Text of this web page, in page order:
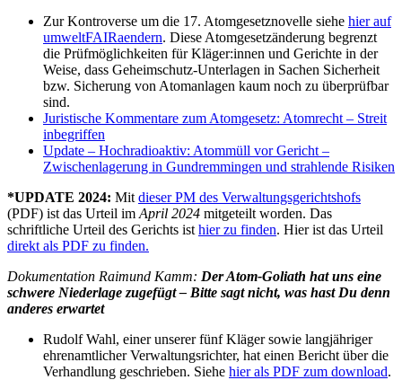
Zur Kontroverse um die 17. Atomgesetznovelle siehe hier auf
umweltFAIRaendern. Diese Atomgesetzänderung begrenzt
die Prüfmöglichkeiten für Kläger:innen und Gerichte in der
Weise, dass Geheimschutz-Unterlagen in Sachen Sicherheit
bzw. Sicherung von Atomanlagen kaum noch zu überprüfbar
sind.
Juristische Kommentare zum Atomgesetz: Atomrecht – Streit
inbegriffen
Update – Hochradioaktiv: Atommüll vor Gericht –
Zwischenlagerung in Gundremmingen und strahlende Risiken
*UPDATE 2024: Mit dieser PM des Verwaltungsgerichtshofs
(PDF) ist das Urteil im April 2024 mitgeteilt worden. Das
schriftliche Urteil des Gerichts ist hier zu finden. Hier ist das Urteil
direkt als PDF zu finden.
Dokumentation Raimund Kamm: Der Atom-Goliath hat uns eine
schwere Niederlage zugefügt – Bitte sagt nicht, was hast Du denn
anderes erwartet
Rudolf Wahl, einer unserer fünf Kläger sowie langjähriger
ehrenamtlicher Verwaltungsrichter, hat einen Bericht über die
Verhandlung geschrieben. Siehe hier als PDF zum download.